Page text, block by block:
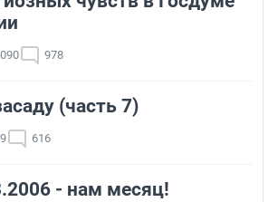
978
(часть 7)
616
- нам месяц!